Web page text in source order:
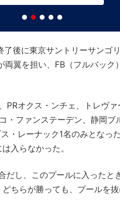
後に東京サントリーサンゴ
両翼を担い、FB（フルバック
PRオクス・ンチェ、トレヴァ
・ファンステーデン、静岡ブ
・レーナック1名のみとなっ
入らなかった。
だし、このプールに入ったと
ちらが勝っても、プールを